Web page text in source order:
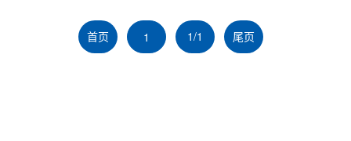
首页 1 1/1 尾页